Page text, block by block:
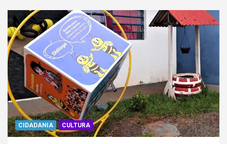
CIDADANIA CULTURA